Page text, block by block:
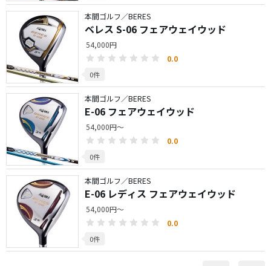
本間ゴルフ／BERES
ベレス S-06 フェアウェイウッド
54,000円
0.0
0件
本間ゴルフ／BERES
E-06 フェアウェイウッド
54,000円～
0.0
0件
本間ゴルフ／BERES
E-06 レディス フェアウェイウッド
54,000円～
0.0
0件